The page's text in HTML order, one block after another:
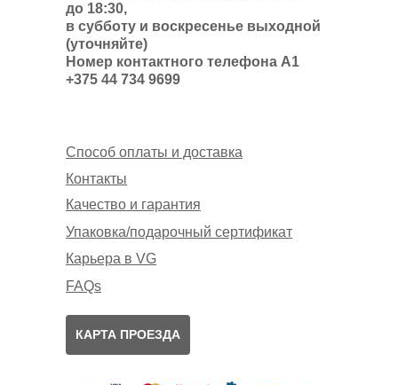
до 18:30,
в субботу и воскресенье выходной
(уточняйте)
Номер контактного телефона А1
+375 44 734 9699
Способ оплаты и доставка
Контакты
КАРТА ПРОЕЗДА
Упаковка/подарочный сертификат
FAQs
Карьера в VG
Качество и гарантия